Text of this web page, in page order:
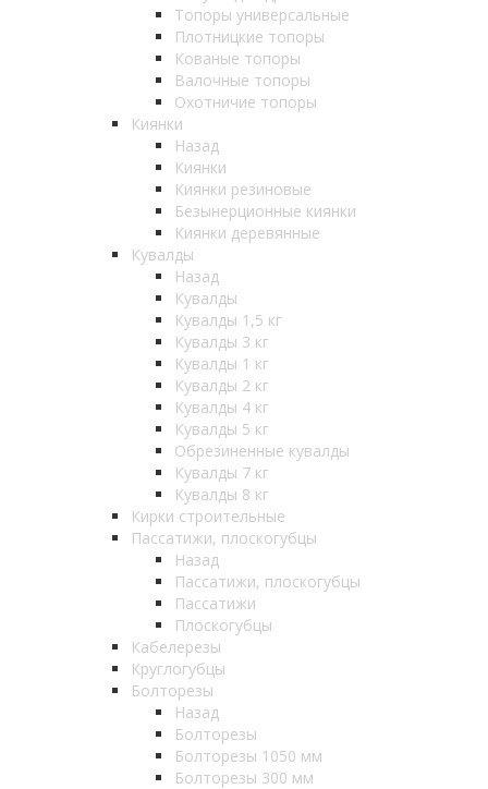
Топоры универсальные
Плотницкие топоры
Кованые топоры
Валочные топоры
Охотничие топоры
Киянки
Назад
Киянки
Киянки резиновые
Безынерционные киянки
Киянки деревянные
Кувалды
Назад
Кувалды
Кувалды 1,5 кг
Кувалды 3 кг
Кувалды 1 кг
Кувалды 2 кг
Кувалды 4 кг
Кувалды 5 кг
Обрезиненные кувалды
Кувалды 7 кг
Кувалды 8 кг
Кирки строительные
Пассатижи, плоскогубцы
Назад
Пассатижи, плоскогубцы
Пассатижи
Плоскогубцы
Кабелерезы
Круглогубцы
Болторезы
Назад
Болторезы
Болторезы 1050 мм
Болторезы 300 мм